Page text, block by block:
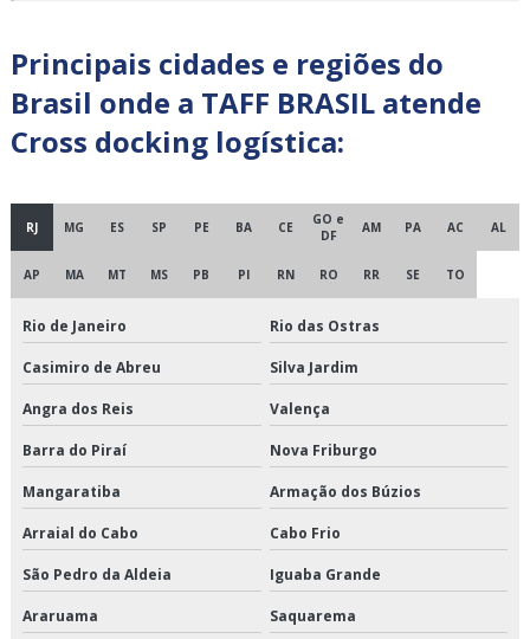
Cargas fracionadas são paulo
Centro de cross docking
Cross docking empresas
Cross docking fornecedores
Cross docking logística
Cross docking preço
Cross docking transportadora
Cross docking transporte
Cross docking valor
Principais cidades e regiões do
Brasil onde a TAFF BRASIL atende
Cross docking logística:
RJ MG ES SP PE BA CE
GO e
DF
AM PA AC AL
AP MA MT MS PB PI RN RO RR SE TO
Rio de Janeiro Rio das Ostras
Casimiro de Abreu Silva Jardim
Angra dos Reis Valença
Barra do Piraí Nova Friburgo
Mangaratiba Armação dos Búzios
Arraial do Cabo Cabo Frio
São Pedro da Aldeia Iguaba Grande
Araruama Saquarema